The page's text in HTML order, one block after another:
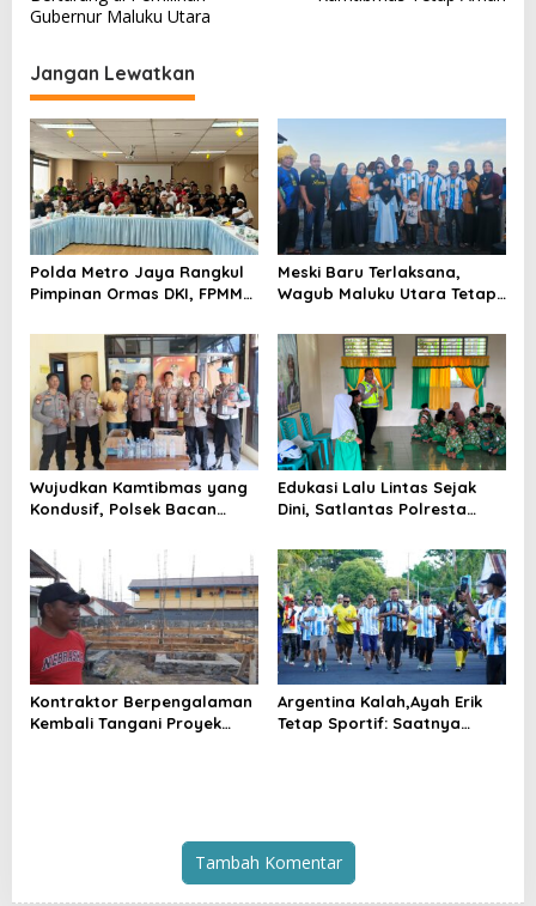
i
g
a
s
i
p
o
s
Gubernur Maluku Utara
Jangan Lewatkan
Polda Metro Jaya Rangkul
Pimpinan Ormas DKI, FPMM
dan Tolak Provokasi SARA
Meski Baru Terlaksana,
Wagub Maluku Utara Tetap
Pantai Tugulufa
Wujudkan Kamtibmas yang
Kondusif, Polsek Bacan
Peredaran Miras Cap Tikus
Edukasi Lalu Lintas Sejak
Dini, Satlantas Polresta
School_ di MIN 1 Kota
Tidore Kepulauan
Kontraktor Berpengalaman
Kembali Tangani Proyek
Argentina Kalah,Ayah Erik
Tetap Sportif: Saatnya
Tambah Komentar